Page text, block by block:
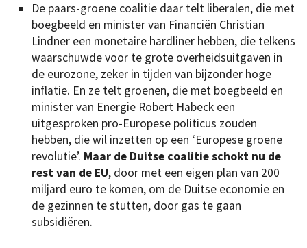
De paars-groene coalitie daar telt liberalen, die met
boegbeeld en minister van Financiën Christian
Lindner een monetaire hardliner hebben, die telkens
waarschuwde voor te grote overheidsuitgaven in
de eurozone, zeker in tijden van bijzonder hoge
inflatie. En ze telt groenen, die met boegbeeld en
minister van Energie Robert Habeck een
uitgesproken pro-Europese politicus zouden
hebben, die wil inzetten op een ‘Europese groene
revolutie’. Maar de Duitse coalitie schokt nu de
rest van de EU, door met een eigen plan van 200
miljard euro te komen, om de Duitse economie en
de gezinnen te stutten, door gas te gaan
subsidiëren.